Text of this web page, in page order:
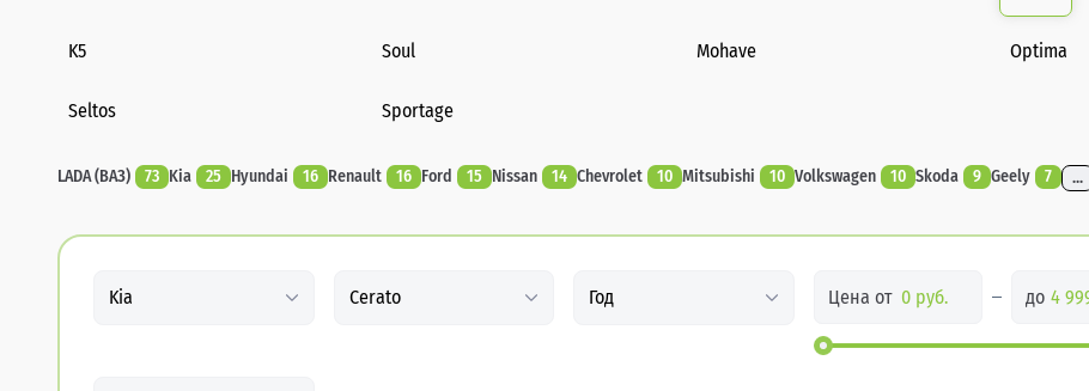
K5 Soul Mohave Optima
Seltos Sportage
LADA (ВАЗ) 73 Kia 25 Hyundai 16 Renault 16 Ford 15 Nissan 14 Chevrolet 10 Mitsubishi 10 Volkswagen 10 Skoda 9 Geely 7 ...
Kia Cerato Год Цена от до